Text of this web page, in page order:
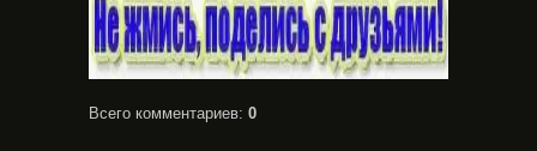
Всего комментариев: 0